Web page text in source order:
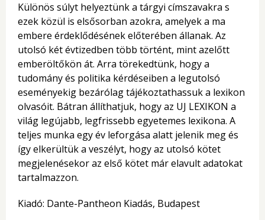
Különös súlyt helyeztünk a tárgyi címszavakra s
ezek közül is elsősorban azokra, amelyek a ma
embere érdeklődésének előterében állanak. Az
utolsó két évtizedben több történt, mint azelőtt
emberöltőkön át. Arra törekedtünk, hogy a
tudomány és politika kérdéseiben a legutolsó
eseményekig bezárólag tájékoztathassuk a lexikon
olvasóit. Bátran állíthatjuk, hogy az UJ LEXIKON a
világ legújabb, legfrissebb egyetemes lexikona. A
teljes munka egy év leforgása alatt jelenik meg és
így elkerültük a veszélyt, hogy az utolsó kötet
megjelenésekor az első kötet már elavult adatokat
tartalmazzon.
Kiadó: Dante-Pantheon Kiadás, Budapest